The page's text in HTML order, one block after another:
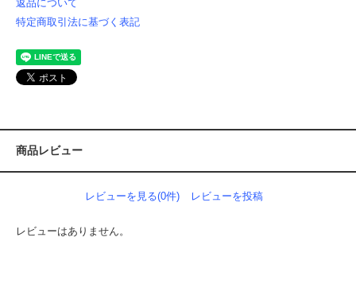
返品について
特定商取引法に基づく表記
商品レビュー
レビューを見る(0件) レビューを投稿
レビューはありません。